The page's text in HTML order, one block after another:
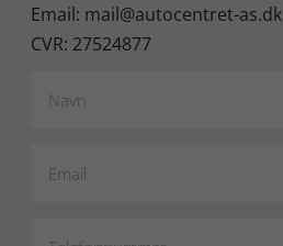
Email: mail@autocentret-as.dk
CVR: 27524877